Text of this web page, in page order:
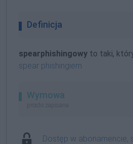
Definicja
spearphishingowy to taki,
spear phishingiem
Wymowa
prosto zapisana
Dostęp w abonamencie,